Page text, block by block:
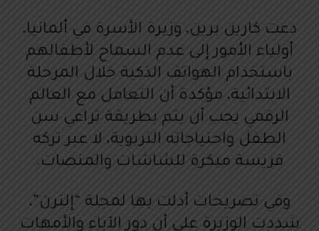
دعت كارين برين، وزيرة الأسرة في ألمانيا،
أولياء الأمور إلى عدم السماح لأطفالهم
باستخدام الهواتف الذكية خلال المرحلة
الابتدائية، مؤكدة أن التعامل مع العالم
الرقمي يجب أن يتم بطريقة تراعي سن
الطفل واحتياجاته التربوية، لا عبر تركه
فريسة مبكرة للشاشات والمنصات.
وفي تصريحات أدلت بها لمجلة “إلترن”،
شددت الوزيرة على أن دور الآباء والأمهات